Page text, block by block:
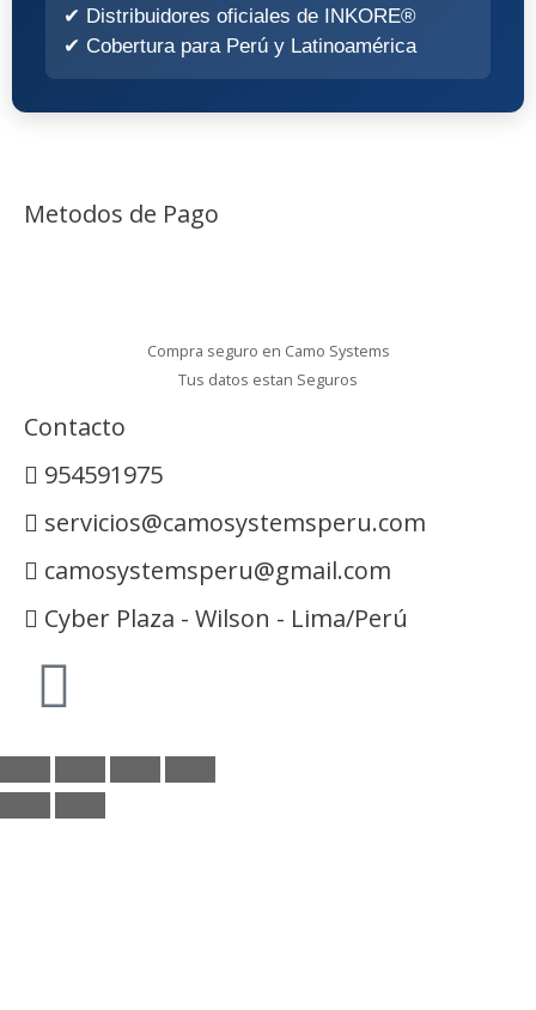
✔ Distribuidores oficiales de INKORE®
✔ Cobertura para Perú y Latinoamérica
Metodos de Pago
Compra seguro en Camo Systems
Tus datos estan Seguros
Contacto
954591975
servicios@camosystemsperu.com
camosystemsperu@gmail.com
Cyber Plaza - Wilson - Lima/Perú